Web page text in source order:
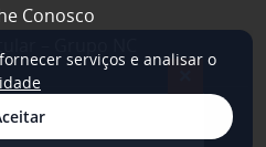
Conosco
os direitos reservados.
serviços e analisar o